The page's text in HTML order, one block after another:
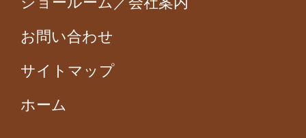
お問い合わせ
サイトマップ
ホーム